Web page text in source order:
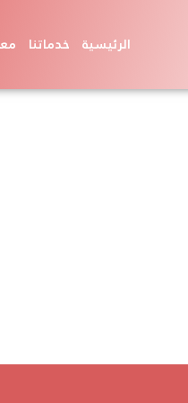
الرئيسية خدماتنا